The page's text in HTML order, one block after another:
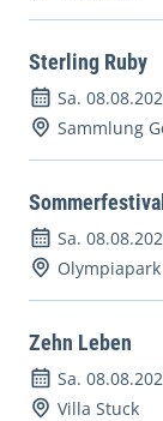
Sterling Ruby
Sa.
Sammlung
Sa.
Zehn Leben
Sa.
Villa Stuck